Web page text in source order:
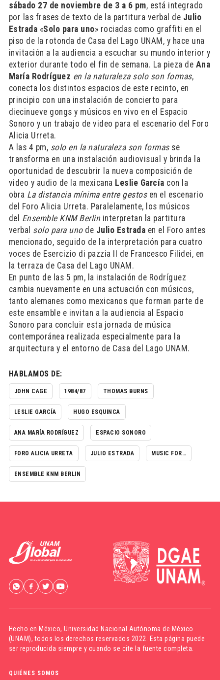
sábado 27 de noviembre de 3 a 6 pm, está integrado
por las frases de texto de la partitura verbal de Julio
Estrada «Solo para uno» rociadas como graffiti en el
piso de la rotonda de Casa del Lago UNAM, y hace una
invitación a la audiencia a escuchar su mundo interior y
exterior durante todo el fin de semana. La pieza de Ana
María Rodríguez en la naturaleza solo son formas,
conecta los distintos espacios de este recinto, en
principio con una instalación de concierto para
diecinueve gongs y músicos en vivo en el Espacio
Sonoro y un trabajo de video para el escenario del Foro
Alicia Urreta.
A las 4 pm, solo en la naturaleza son formasse
transforma en una instalación audiovisual y brinda la
oportunidad de descubrir la nueva composición de
video y audio de la mexicana Leslie García con la
obra La distancia mínima entre gestosen el escenario
del Foro Alicia Urreta. Paralelamente, los músicos
del Ensemble KNM Berlin interpretan la partitura
verbal solo para unode Julio Estrada en el Foro antes
mencionado, seguido de la interpretación para cuatro
voces de Esercizio di pazzia II de Francesco Filidei, en
la terraza de Casa del Lago UNAM.
En punto de las 5 pm, la instalación de Rodríguez
cambia nuevamente en una actuación con músicos,
tanto alemanes como mexicanos que forman parte de
este ensamble e invitan a la audiencia al Espacio
Sonoro para concluir esta jornada de música
contemporánea realizada especialmente para la
arquitectura y el entorno de Casa del Lago UNAM.
HABLAMOS DE:
JOHN CAGE 1984/87 THOMAS BURNS
LESLIE GARCÍA HUGO ESQUINCA
ANA MARÍA RODRÍGUEZ ESPACIO SONORO
FORO ALICIA URRETA JULIO ESTRADA MUSIC FOR…
ENSEMBLE KNM BERLIN
Hecho en México,Universidad Nacional Autónoma de México
(UNAM), todos los derechos reservados 2022. Esta página puede
ser reproducida siempre y cuando se cite la fuente completa.
QUIÉNES SOMOS